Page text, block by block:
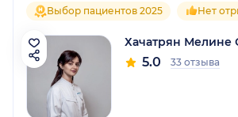
Выбор пациентов 2025 Нет
Хачатрян Мелине
5.0 33 отзыва